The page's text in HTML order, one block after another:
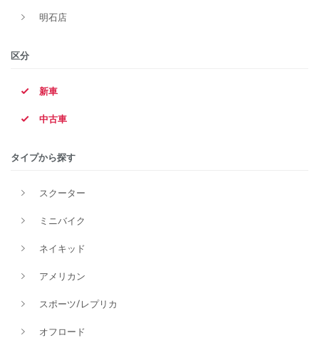
明石店
区分
新車
中古車
タイプから探す
スクーター
ミニバイク
ネイキッド
アメリカン
スポーツ/レプリカ
オフロード
メーカー
排気量